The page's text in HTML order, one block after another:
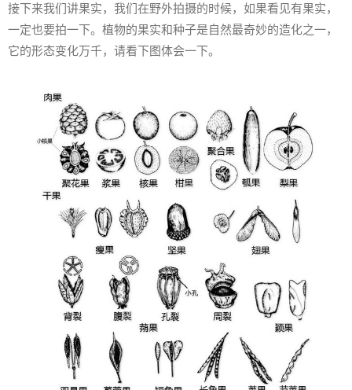
接下来我们讲果实，我们在野外拍摄的时候，如果看见有果实，
一定也要拍一下。植物的果实和种子是自然最奇妙的造化之一，
它的形态变化万千，请看下图体会一下。